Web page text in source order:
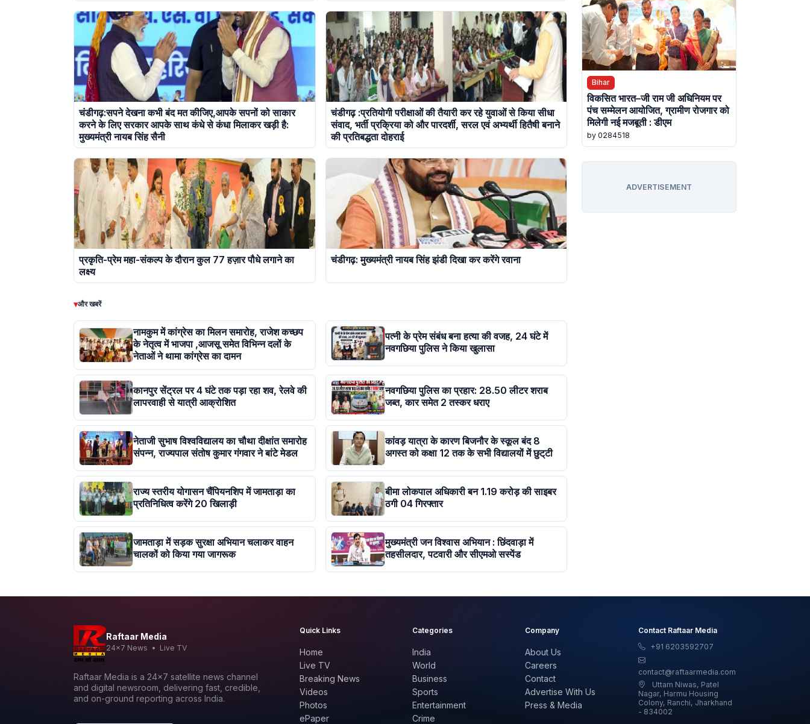
चंडीगढ़:सपने देखना कभी बंद मत कीजिए,आपके सपनों को साकार
करने के लिए सरकार आपके साथ कंधे से कंधा मिलाकर खड़ी है:
मुख्यमंत्री नायब सिंह सैनी
चंडीगढ़ :प्रतियोगी परीक्षाओं की तैयारी कर रहे युवाओं से किया सीधा
संवाद, भर्ती प्रक्रिया को और पारदर्शी, सरल एवं अभ्यर्थी हितैषी बनाने
की प्रतिबद्धता दोहराई
प्रकृति-प्रेम महा-संकल्प के दौरान कुल 77 हज़ार पौधे लगाने का
लक्ष्य
चंडीगढ़: मुख्यमंत्री नायब सिंह झंडी दिखा कर करेंगे रवाना
▾और खबरें
नामकुम में कांग्रेस का मिलन समारोह, राजेश कच्छप
के नेतृत्व में भाजपा ,आजसू समेत विभिन्न दलों के
नेताओं ने थामा कांग्रेस का दामन
पत्नी के प्रेम संबंध बना हत्या की वजह, 24 घंटे में
नवगछिया पुलिस ने किया खुलासा
कानपुर सेंट्रल पर 4 घंटे तक पड़ा रहा शव, रेलवे की
लापरवाही से यात्री आक्रोशित
नवगछिया पुलिस का प्रहार: 28.50 लीटर शराब
जब्त, कार समेत 2 तस्कर धराए
नेताजी सुभाष विश्वविद्यालय का चौथा दीक्षांत समारोह
संपन्न, राज्यपाल संतोष कुमार गंगवार ने बांटे मेडल
कांवड़ यात्रा के कारण बिजनौर के स्कूल बंद 8
अगस्त को कक्षा 12 तक के सभी विद्यालयों में छुट्‌टी
राज्य स्तरीय योगासन चैंपियनशिप में जामताड़ा का
प्रतिनिधित्व करेंगे 20 खिलाड़ी
बीमा लोकपाल अधिकारी बन 1.19 करोड़ की साइबर
ठगी 04 गिरफ्तार
जामताड़ा में सड़क सुरक्षा अभियान चलाकर वाहन
चालकों को किया गया जागरूक
मुख्यमंत्री जन विश्वास अभियान : छिंदवाड़ा में
तहसीलदार, पटवारी और सीएमओ सस्पेंड
Bihar
विकसित भारत–जी राम जी अधिनियम पर
पंच सम्मेलन आयोजित, ग्रामीण रोजगार को
मिलेगी नई मजबूती : डीएम
by 0284518
ADVERTISEMENT
Raftaar Media
24x7 News • Live TV
Raftaar Media is a 24x7 satellite news channel
and digital newsroom, delivering fast, credible,
and on-ground reporting across India.
Quick Links
Home
Live TV
Breaking News
Videos
Photos
ePaper
Categories
India
World
Business
Sports
Entertainment
Crime
Company
About Us
Careers
Contact
Advertise With Us
Press & Media
Contact Raftaar Media
+91 6203592707
contact@raftaarmedia.com
Uttam Niwas, Patel
Nagar, Harmu Housing
Colony, Ranchi, Jharkhand
- 834002